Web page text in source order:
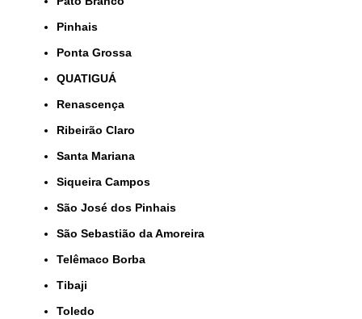
Pinhais
Ponta Grossa
QUATIGUÁ
Renascença
Ribeirão Claro
Santa Mariana
Siqueira Campos
São José dos Pinhais
São Sebastião da Amoreira
Telêmaco Borba
Tibaji
Toledo